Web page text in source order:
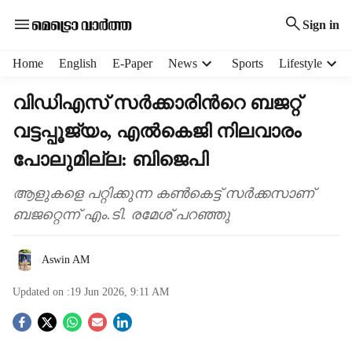
Sign in
Home English E-Paper News Sports Lifestyle
വിഡിഎസ് സർക്കാരിന്‍റെ ബജറ്റ്
വട്ടപ്പൂജ‍്യം, എൽകെജി നിലവാരം
പോലുമില്ല: ബിജെപി
ആളുകളെ പറ്റിക്കുന്ന കൺകെട്ട് സർക്കസാണ്
ബജറ്റെന്ന് എം.ടി. രമേശ് പറഞ്ഞു
Aswin AM
Updated on :19 Jun 2026, 9:11 AM
S